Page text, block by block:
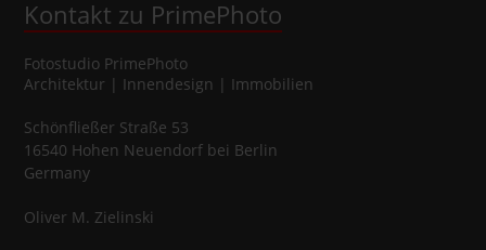
Kontakt zu PrimePhoto
Fotostudio PrimePhoto
Architektur | Innendesign | Immobilien
Schönfließer Straße 53
16540 Hohen Neuendorfbei Berlin
Germany
Oliver M. Zielinski